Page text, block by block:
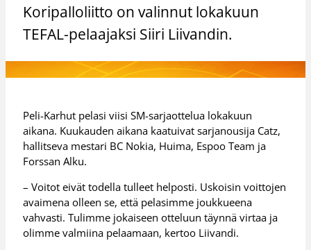
Koripalloliitto on valinnut lokakuun
TEFAL-pelaajaksi Siiri Liivandin.
Peli-Karhut pelasi viisi SM-sarjaottelua lokakuun
aikana. Kuukauden aikana kaatuivat sarjanousija Catz,
hallitseva mestari BC Nokia, Huima, Espoo Team ja
Forssan Alku.
– Voitot eivät todella tulleet helposti. Uskoisin voittojen
avaimena olleen se, että pelasimme joukkueena
vahvasti. Tulimme jokaiseen otteluun täynnä virtaa ja
olimme valmiina pelaamaan, kertoo Liivandi.